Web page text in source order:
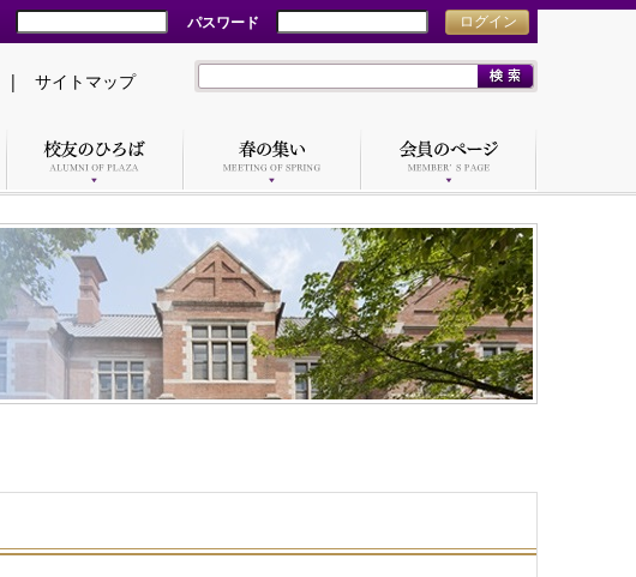
パスワード ログイン
| サイトマップ